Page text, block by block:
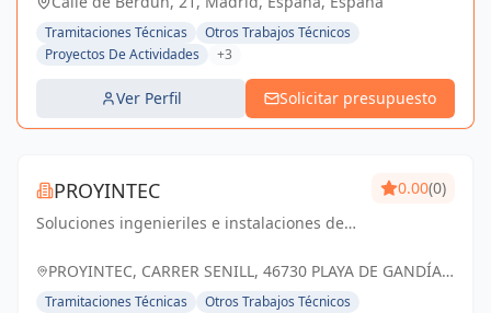
Tramitaciones Técnicas
Otros Trabajos Técnicos
Proyectos De Actividades
+3
Ver Perfil Solicitar presupuesto
PROYINTEC
Soluciones ingenieriles e instalaciones de
con el éxito de cada proyecto.
0.00(0)
PROYINTEC, CARRER SENILL, 46730 PLAYA DE GANDÍA,
ESPAÑA, España
Tramitaciones Técnicas
Otros Trabajos Técnicos